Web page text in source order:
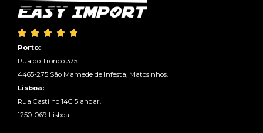
    
Porto:
Rua do Tronco 375.
4465-275 São Mamede de Infesta, Matosinhos.
Lisboa:
Rua Castilho 14C 5 andar.
1250-069 Lisboa.